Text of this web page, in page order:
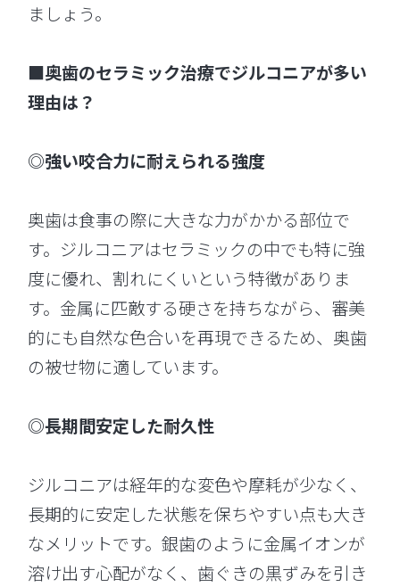
ましょう。
■奥歯のセラミック治療でジルコニアが多い
理由は？
◎強い咬合力に耐えられる強度
奥歯は食事の際に大きな力がかかる部位で
す。ジルコニアはセラミックの中でも特に強
度に優れ、割れにくいという特徴がありま
す。金属に匹敵する硬さを持ちながら、審美
的にも自然な色合いを再現できるため、奥歯
の被せ物に適しています。
◎長期間安定した耐久性
ジルコニアは経年的な変色や摩耗が少なく、
長期的に安定した状態を保ちやすい点も大き
なメリットです。銀歯のように金属イオンが
溶け出す心配がなく、歯ぐきの黒ずみを引き